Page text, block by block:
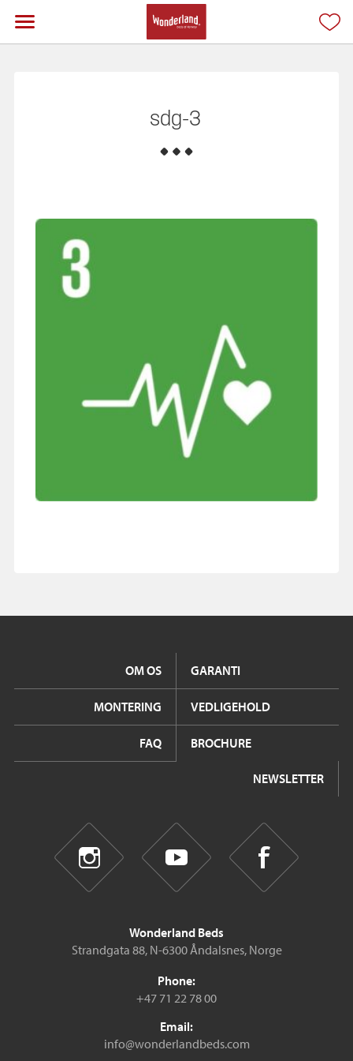
sdg-3
OM OS GARANTI
MONTERING VEDLIGEHOLD
FAQ BROCHURE
NEWSLETTER
Wonderland Beds
Strandgata 88, N-6300 Åndalsnes, Norge
Phone:
+47 71 22 78 00
Email:
info@wonderlandbeds.com